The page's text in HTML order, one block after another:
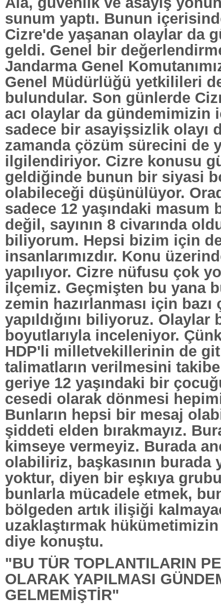
sunum yaptı. Bunun
Cizre'de yaşanan olaylar da
geldi. Genel bir
Jandarma Genel
Genel Müdürlüğü yetkilileri
bulundular. Son günlerde
acı olaylar da gündemimizin
sadece bir asayişsizlik olayı
zamanda çözüm sürecini de
ilgilendiriyor. Cizre konusu
geldiğinde bunun bir siyasi
olabileceği düşünülüyor.
sadece 12 yaşındaki masum
değil, sayının 8 civarında
biliyorum. Hepsi bizim için
insanlarımızdır. Konu
yapılıyor. Cizre nüfusu çok
ilçemiz. Geçmişten bu yana
zemin hazırlanması için bazı
yapıldığını biliyoruz. Olaylar
boyutlarıyla inceleniyor.
HDP'li milletvekillerinin de
talimatların verilmesini
geriye 12 yaşındaki bir
cesedi olarak dönmesi
Bunların hepsi bir mesaj
şiddeti elden bırakmayız.
kimseye vermeyiz. Burada
olabiliriz, başkasının burada
yoktur, diyen bir eşkıya
bunlarla mücadele etmek,
bölgeden artık ilişiği
uzaklaştırmak
diye konuştu.
"BU TÜR TOPLANTILARIN
OLARAK YAPILMASI
GELMEMİŞTİR"